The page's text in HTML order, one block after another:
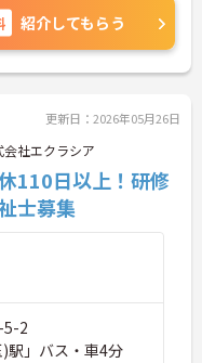
る職場で
職員初任
で取得可
給与に反
ーティン
スカンフ
ランに関
考えるフ
などを通
確にし、
職場環境
紹介してもらう
更新日：2026年05月26日
会社エクラシア
110日以上！研修
士募集
5-2
駅」バス・車4分